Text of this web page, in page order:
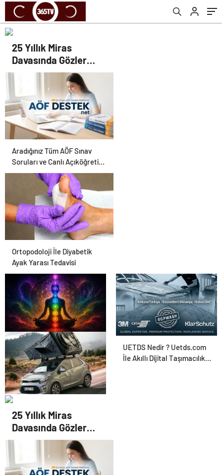
25 Yıllık Miras
Davasında Gözler
Temmuz Ayındaki
Karar Duruşmasına
Çevrildi
Aradığınız Tüm AÖF Sınav
Soruları ve Canlı Açıköğretim
Forumu Burada
Ortopodoloji İle Diyabetik
Ayak Yarası Tedavisi
Zihnin Gizemli Sınırları ve
Ötesi : Nasılnedir.com
UETDS Nedir ? Uetds.com
İle Akıllı Dijital Taşımacılık
Serjoy : Dijital Medya
Ajansı, Google Reklam
Ajansı, SEO Ajansı ve Web
Tasarım Ajansı
25 Yıllık Miras
Davasında Gözler
Temmuz Ayındaki
Karar Duruşmasına
Çevrildi